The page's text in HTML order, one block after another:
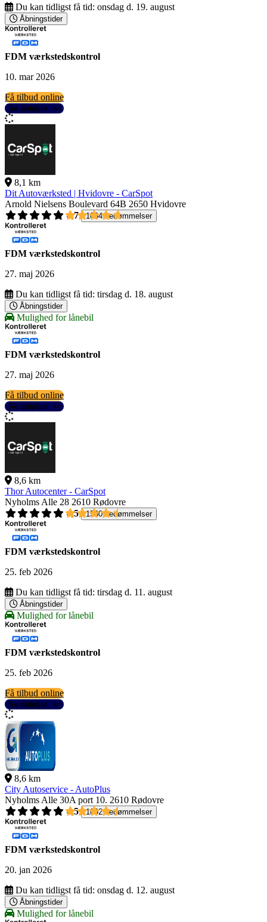
Du kan tidligst få tid: onsdag d. 19. august
Åbningstider
FDM værkstedskontrol
10. mar 2026
Få tilbud online
Se detaljer
8,1 km
Dit Autoværksted | Hvidovre - CarSpot
Arnold Nielsens Boulevard 64B 2650 Hvidovre
4,7
1004 bedømmelser
FDM værkstedskontrol
27. maj 2026
Du kan tidligst få tid: tirsdag d. 18. august
Åbningstider
Mulighed for lånebil
FDM værkstedskontrol
27. maj 2026
Få tilbud online
Se detaljer
8,6 km
Thor Autocenter - CarSpot
Nyholms Alle 28 2610 Rødovre
4,5
1560 bedømmelser
FDM værkstedskontrol
25. feb 2026
Du kan tidligst få tid: tirsdag d. 11. august
Åbningstider
Mulighed for lånebil
FDM værkstedskontrol
25. feb 2026
Få tilbud online
Se detaljer
8,6 km
City Autoservice - AutoPlus
Nyholms Alle 30A port 10. 2610 Rødovre
4,5
1092 bedømmelser
FDM værkstedskontrol
20. jan 2026
Du kan tidligst få tid: onsdag d. 12. august
Åbningstider
Mulighed for lånebil